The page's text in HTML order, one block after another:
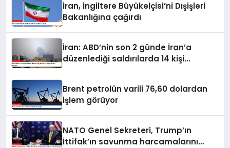
İran, İngiltere Büyükelçisi’ni Dışişleri
Bakanlığına çağırdı
İran: ABD’nin son 2 günde İran’a
düzenlediği saldırılarda 14 kişi
Brent petrolün varili 76,60 dolardan
işlem görüyor
NATO Genel Sekreteri, Trump’ın
İttifak’ın savunma harcamalarını